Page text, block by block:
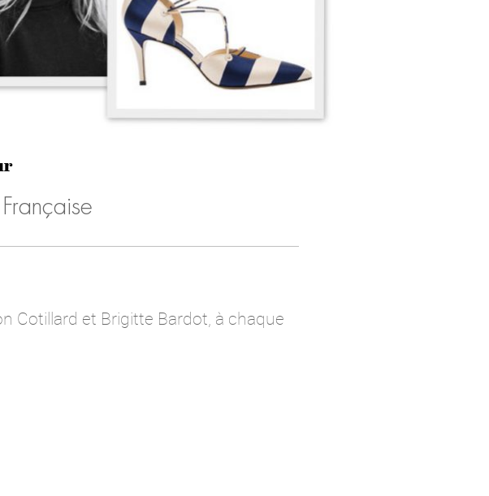
Cotillard et Brigitte Bardot, à chaque